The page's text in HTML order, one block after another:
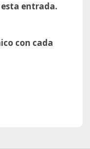
entrada.
con cada